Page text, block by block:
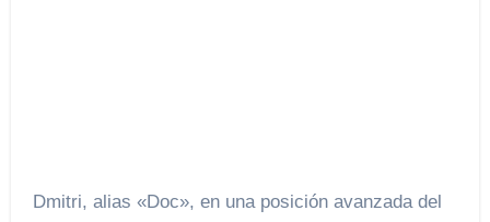
Dmitri, alias «Doc», en una posición avanzada del